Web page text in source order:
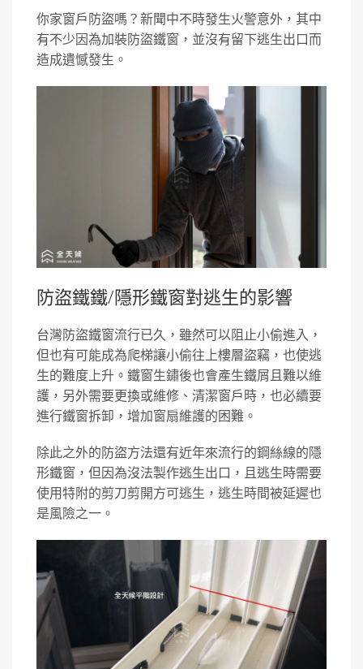
你家窗戶防盜嗎？新聞中不時發生火警意外，其中
有不少因為加裝防盜鐵窗，並沒有留下逃生出口而
造成遺憾發生。
防盜鐵鐵/隱形鐵窗對逃生的影響
台灣防盜鐵窗流行已久，雖然可以阻止小偷進入，
但也有可能成為爬梯讓小偷往上樓層盜竊，也使逃
生的難度上升。鐵窗生鏽後也會產生鐵屑且難以維
護，另外需要更換或維修、清潔窗戶時，也必續要
進行鐵窗拆卸，增加窗扇維護的困難。
除此之外的防盜方法還有近年來流行的鋼絲線的隱
形鐵窗，但因為沒法製作逃生出口，且逃生時需要
使用特附的剪刀剪開方可逃生，逃生時間被延遲也
是風險之一。